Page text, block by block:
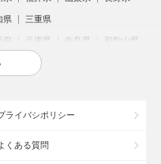
県 三重県
府 兵庫県 奈良県 和歌山県
広島県
ライバシポリシー
くある質問